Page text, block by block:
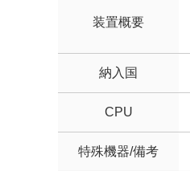
装置概要
納入国
CPU
特殊機器/備考